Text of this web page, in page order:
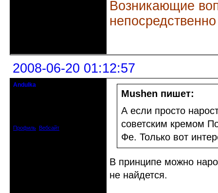
Возникающие
2008-06-20 01:12:57
Andulka
Профиль Вебсайт
Mushen пишет:
А если просто
советским кремом
Фе. Только вот
В принципе можно
не найдется.